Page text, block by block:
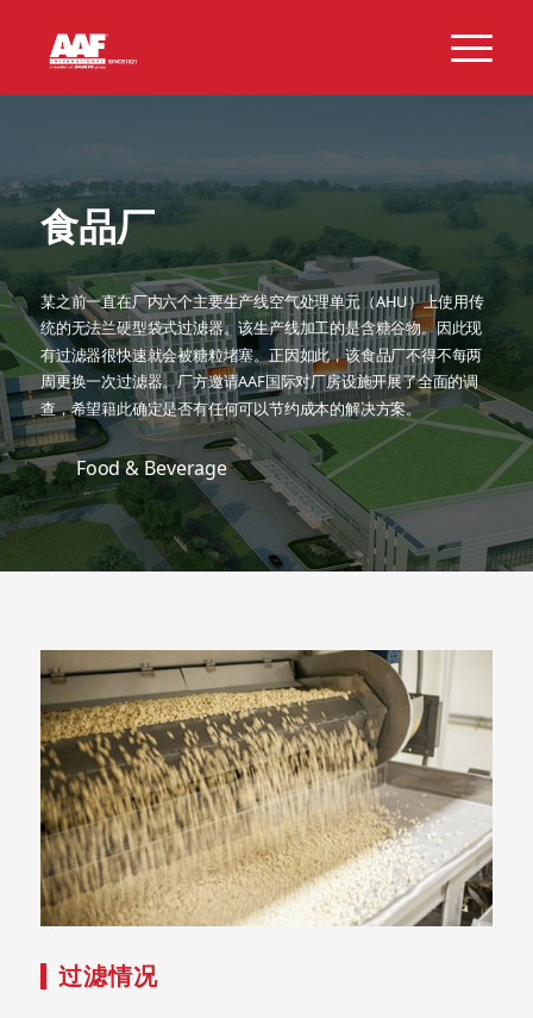
食品厂
某之前一直在厂内六个主要生产线空气处理单元（AHU）上使用传
统的无法兰硬型袋式过滤器。该生产线加工的是含糖谷物。因此现
有过滤器很快速就会被糖粒堵塞。正因如此，该食品厂不得不每两
周更换一次过滤器。厂方邀请AAF国际对厂房设施开展了全面的调
查，希望籍此确定是否有任何可以节约成本的解决方案。
Food & Beverage
过滤情况